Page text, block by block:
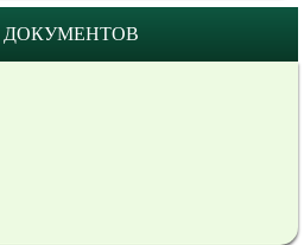
ДОКУМЕНТОВ